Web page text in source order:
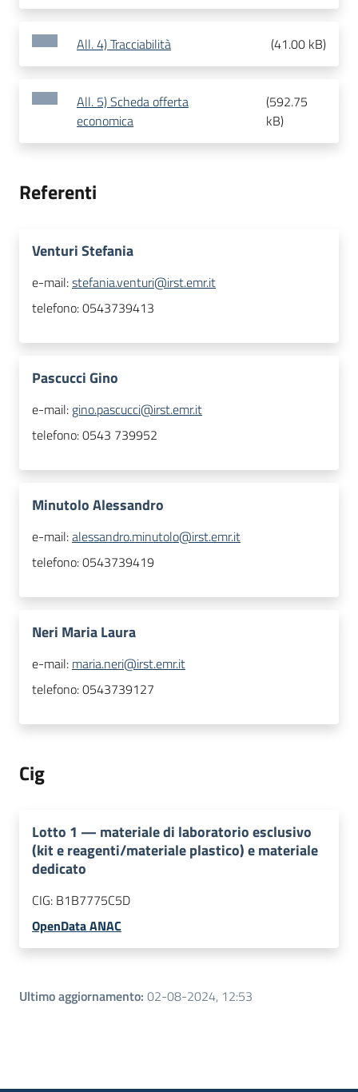
All. 4) Tracciabilità (41.00 kB)
All. 5) Scheda offerta
economica
(592.75
kB)
Referenti
Venturi Stefania
e-mail:stefania.venturi@irst.emr.it
telefono:0543739413
Pascucci Gino
e-mail: gino.pascucci@irst.emr.it
telefono:0543 739952
Minutolo Alessandro
e-mail:alessandro.minutolo@irst.emr.it
telefono:0543739419
Neri Maria Laura
e-mail: maria.neri@irst.emr.it
telefono:0543739127
Cig
Lotto 1 — materiale di laboratorio esclusivo
(kit e reagenti/materiale plastico) e materiale
dedicato
CIG: B1B7775C5D
OpenData ANAC
Ultimo aggiornamento: 02-08-2024, 12:53